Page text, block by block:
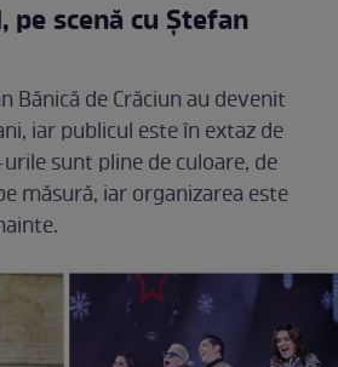
pe scenă cu Ștefan
Bănică de Crăciun au devenit
iar publicul este în extaz de
sunt pline de culoare, de
măsură, iar organizarea este